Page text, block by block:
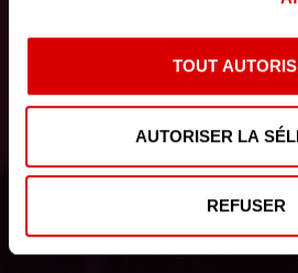
TOUT
AUTORISER LA
REFUSER